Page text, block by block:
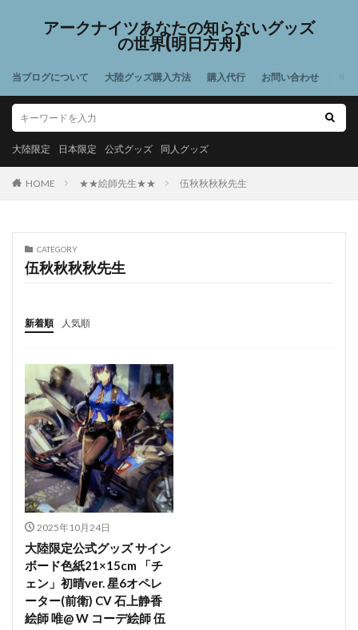
アークナイツあなたの知らないグッズ
の世界(明日方舟)
当ブログについて 大陸グッズ購入方法 購入代行 お問い合わせ
大陸限定 日本限定 公式グッズ 同人グッズ
HOME ★★絵師先生★★ 伍秋秋秋秋先生
CATEGORY
伍秋秋秋秋先生
新着順 人気順
2025年10月24日
大陸限定公式グッズ サイン
ボード色紙21×15cm 「チ
ェン」初晴ver. 星6オペレ
ーター(前衛) CV 石上静香
絵師 唯@ W コーデ絵師 伍